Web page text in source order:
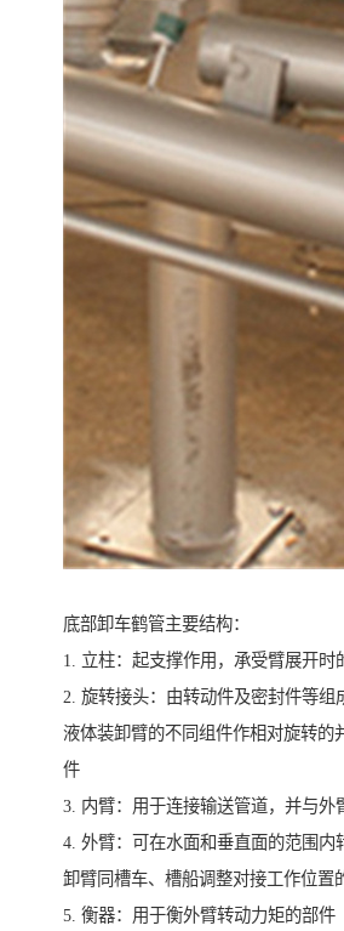
底部卸车鹤管主要结构：
1. 立柱：起支撑作用，承受臂展开时
2. 旋转接头：由转动件及密封件等组
液体装卸臂的不同组件作相对旋转的
件
3. 内臂：用于连接输送管道，并与外
4. 外臂：可在水面和垂直面的范围内
卸臂同槽车、槽船调整对接工作位置
5. 衡器：用于衡外臂转动力矩的部件